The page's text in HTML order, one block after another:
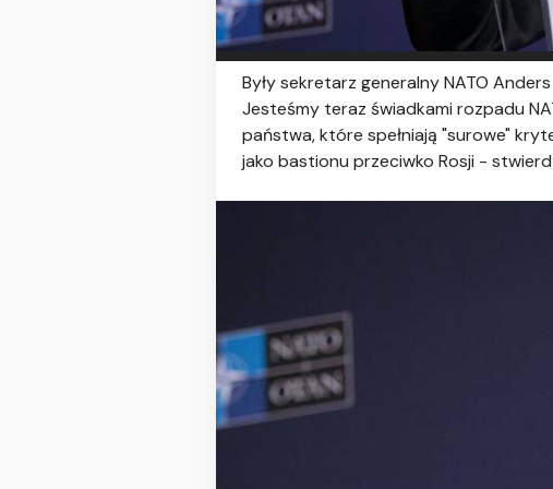
Były sekretarz generalny NATO
Jesteśmy teraz świadkami rozpadu
państwa, które spełniają "surowe"
jako bastionu przeciwko Rosji -